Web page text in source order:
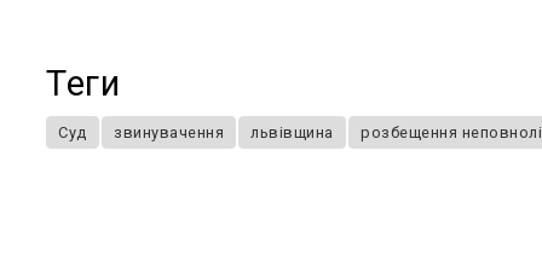
Теги
Суд звинувачення львівщина розбещення